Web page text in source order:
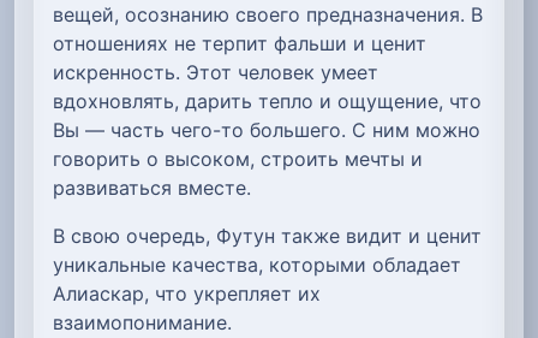
вещей, осознанию своего предназначения. В
отношениях не терпит фальши и ценит
искренность. Этот человек умеет
вдохновлять, дарить тепло и ощущение, что
Вы — часть чего-то большего. С ним можно
говорить о высоком, строить мечты и
развиваться вместе.
В свою очередь, Футун также видит и ценит
уникальные качества, которыми обладает
Алиаскар, что укрепляет их
взаимопонимание.